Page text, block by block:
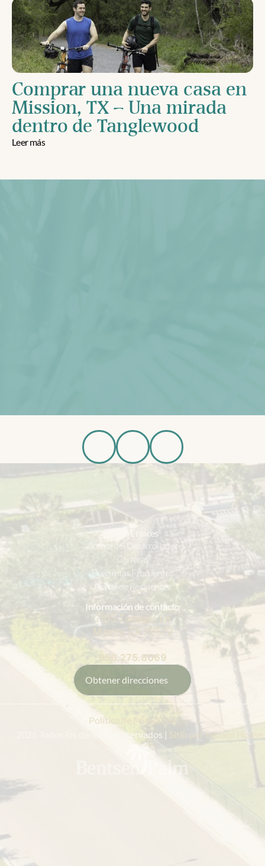
Comprar una nueva casa en
Mission, TX – Una mirada
dentro de Tanglewood
Leer más
Re g trate par Act z a ione s
Regístrate ahora
Otros Enlaces
Acerca del Desarrollador
Carreras
Preguntas Frecuentes
Portal de Residentes
Información de contacto
2105 Tanager Ln
Misión, TX 78572
956.275.8069
Obtener direcciones
Política de Privacidad
2025 Todos los derechos reservados |
Sitio por Hazard House